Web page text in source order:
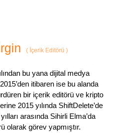
(İçerik Editörü )
bu yana dijital medya
itibaren ise bu alanda
bir içerik editörü ve kripto
2015 yılında ShiftDelete’de
arasında Sihirli Elma’da
olarak görev yapmıştır.